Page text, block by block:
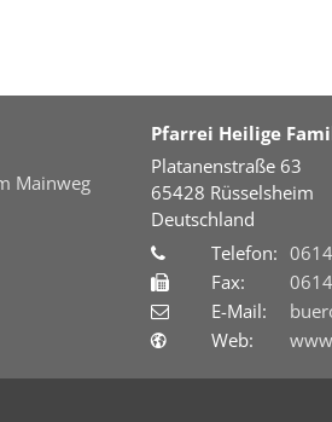
Mainweg
Pfarrei Heilige
Platanenstraße 63
65428 Rüsselsheim
Deutschland
Telefon:
Fax:
E-Mail:
Web: